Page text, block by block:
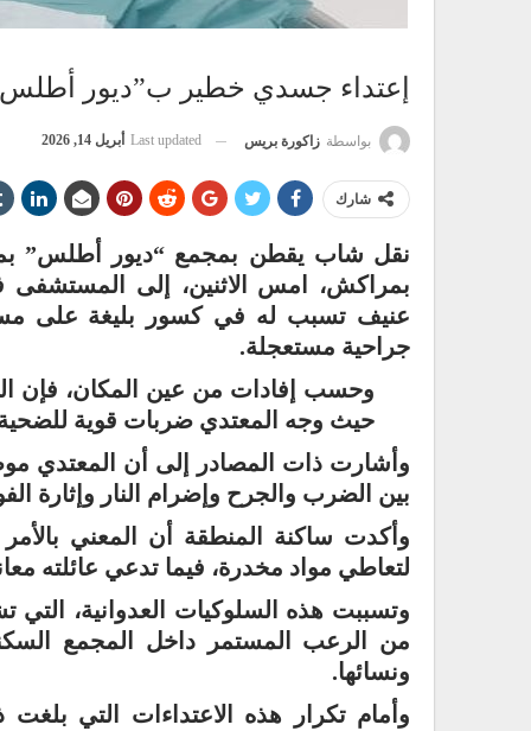
إعتداء جسدي خطير ب”ديور
بواسطة زاكورة بريس Last updated أبريل 14, 2026
شارك
نقل شاب يقطن بمجمع “ديور أطلس”
بمراكش، امس الاثنين، إلى
عنيف تسبب له في كسور بليغة على
جراحية مستعجلة.
وحسب إفادات من عين المكان، فإن
حيث وجه المعتدي ضربات قوية
وأشارت ذات المصادر إلى أن المعتدي
بين الضرب والجرح وإضرام النار وإثارة
وأكدت ساكنة المنطقة أن المعني
لتعاطي مواد مخدرة، فيما تدعي عائلته
وتسببت هذه السلوكيات العدوانية،
من الرعب المستمر داخل المجمع
ونسائها.
وأمام تكرار هذه الاعتداءات التي